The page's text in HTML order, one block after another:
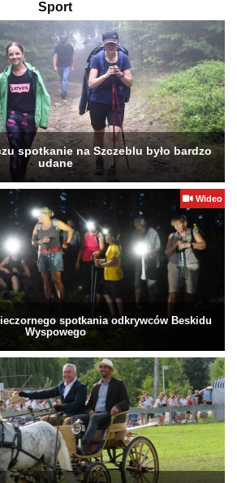
Sport
spotkanie na Szczeblu było bardzo
udane
Wideo
spotkania odkrywców Beskidu
Wyspowego